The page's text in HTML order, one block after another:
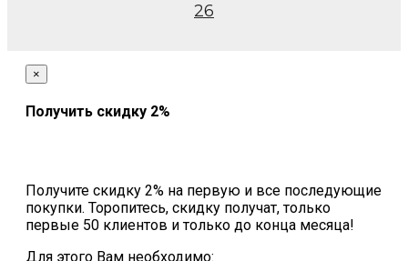
26
×
Получить скидку 2%
Получите скидку 2% на первую и все последующие
покупки. Торопитесь, скидку получат, только
первые 50 клиентов и только до конца месяца!
Для этого Вам необходимо: